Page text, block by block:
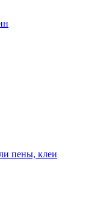
пены, клеи